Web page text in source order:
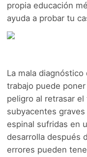
propia educación
ayuda a probar tu
La mala
trabajo puede
peligro al retrasar
subyacentes
espinal sufridas en
desarrolla después
errores pueden